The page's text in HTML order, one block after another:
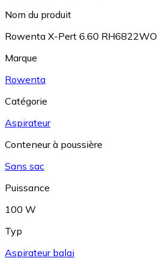
Nom du produit
Rowenta X-Pert 6.60 RH6822WO
Marque
Rowenta
Catégorie
Aspirateur
Conteneur à poussière
Sans sac
Puissance
100 W
Typ
Aspirateur balai